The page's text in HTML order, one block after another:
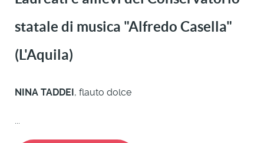
statale di musica "Alfredo Casella"
(L'Aquila)
NINA TADDEI , flauto dolce
...